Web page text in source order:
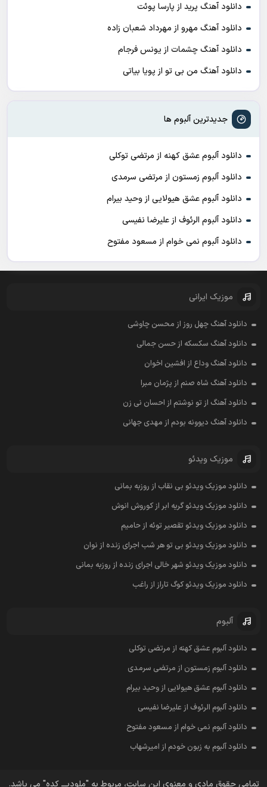
دانلود آهنگ پرید از پارسا پوئت
دانلود آهنگ مهرو از مهرداد شعبان زاده
دانلود آهنگ چشمات از یونس فرجام
دانلود آهنگ من بی تو از پویا بیاتی
جدیدترین آلبوم ها
دانلود آلبوم عشق کهنه از مرتضی توکلی
دانلود آلبوم زمستون از مرتضی سرمدی
دانلود آلبوم عشق هیولایی از وحید بیرام
دانلود آلبوم الرئوف از علیرضا نفیسی
دانلود آلبوم نمی خوام از مسعود مفتوح
موزیک ایرانی
دانلود آهنگ چهل روز از محسن چاوشی
دانلود آهنگ سکسکه از حسن جمالی
دانلود آهنگ وداع از افشين اخوان
دانلود آهنگ شاه صنم از پژمان مبرا
دانلود آهنگ از تو نوشتم از احسان نی زن
دانلود آهنگ دیوونه بودم از مهدی جهانی
موزیک ویدئو
دانلود موزیک ویدئو بی نقاب از روزبه بمانی
دانلود موزیک ویدئو گریه ابر از کوروش انوش
دانلود موزیک ویدئو تقصیر توئه از حامیم
دانلود موزیک ویدئو بی تو هر شب اجرای زنده از نوان
دانلود موزیک ویدئو شهر خالی اجرای زنده از روزبه بمانی
دانلود موزیک ویدئو کوگ تاراز از راغب
آلبوم
دانلود آلبوم عشق کهنه از مرتضی توکلی
دانلود آلبوم زمستون از مرتضی سرمدی
دانلود آلبوم عشق هیولایی از وحید بیرام
دانلود آلبوم الرئوف از علیرضا نفیسی
دانلود آلبوم نمی خوام از مسعود مفتوح
دانلود آلبوم به زبون خودم از امیرشهاب
تمامی حقوق مادی و معنوی این سایت، مربوط به "ملودیـــ کده" می باشد.